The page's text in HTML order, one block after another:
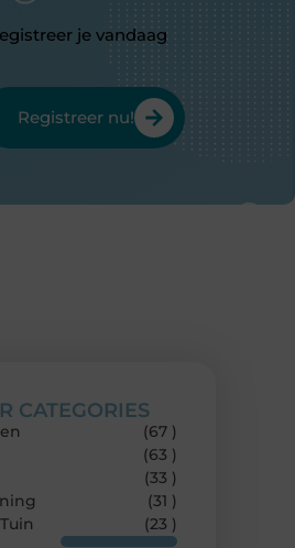
je vandaag
Registreer nu!
CATEGORIES
(67 )
(63 )
(33 )
(31 )
(23 )